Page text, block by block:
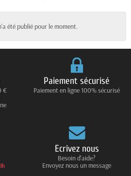
été publié pour le moment.
€
Paiement sécurisé
Paiement en ligne 100% sécurisé
Ecrivez nous
Besoin d'aide?
Envoyez nous un message